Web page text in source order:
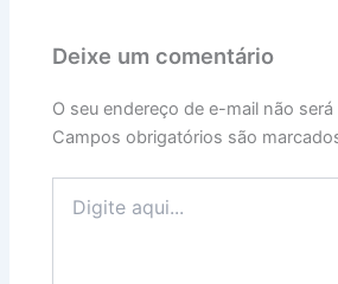
Deixe um comentário
O seu endereço de e-mail não
Campos obrigatórios são
aqui...